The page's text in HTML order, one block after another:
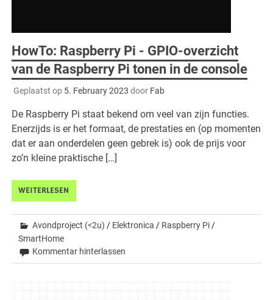
HowTo: Raspberry Pi - GPIO-overzicht
van de Raspberry Pi tonen in de console
Geplaatst op 5. February 2023 door Fab
De Raspberry Pi staat bekend om veel van zijn functies.
Enerzijds is er het formaat, de prestaties en (op momenten
dat er aan onderdelen geen gebrek is) ook de prijs voor
zo’n kleine praktische […]
WEITERLESEN
Avondproject (<2u) / Elektronica / Raspberry Pi /
SmartHome
Kommentar hinterlassen